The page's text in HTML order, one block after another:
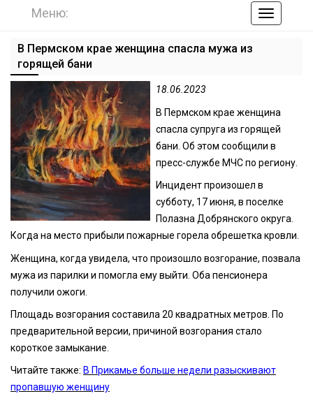
по
Меню:
В Пермском крае женщина спасла мужа из
горящей бани
18.06.2023
В Пермском крае женщина
спасла супруга из горящей
бани. Об этом сообщили в
пресс-службе МЧС по региону.
Инцидент произошел в
субботу, 17 июня, в поселке
Полазна Добрянского округа.
Когда на место прибыли пожарные горела обрешетка кровли.
Женщина, когда увидела, что произошло возгорание, позвала
мужа из парилки и помогла ему выйти. Оба пенсионера
получили ожоги.
Площадь возгорания составила 20 квадратных метров. По
предварительной версии, причиной возгорания стало
короткое замыкание.
Читайте также: В Прикамье больше недели разыскивают
пропавшую женщину